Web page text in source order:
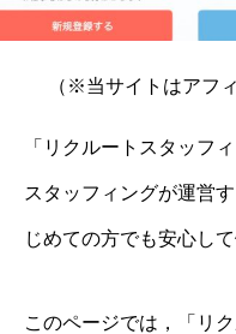
（※当サイトはアフ
「リクルートスタッフ
スタッフィングが運営
じめての方でも安心し
このページでは，「リ